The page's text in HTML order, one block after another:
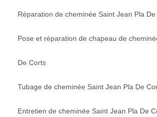
Réparation de cheminée Saint Jean Pla
Pose et réparation de chapeau de
De Corts
Tubage de cheminée Saint Jean Pla De
Entretien de cheminée Saint Jean Pla De